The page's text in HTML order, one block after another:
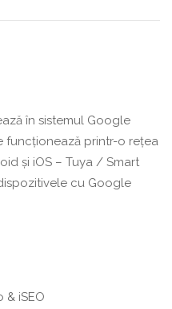
în sistemul Google
funcționează printr-o rețea
și iOS – Tuya / Smart
cu Google
& iSEO